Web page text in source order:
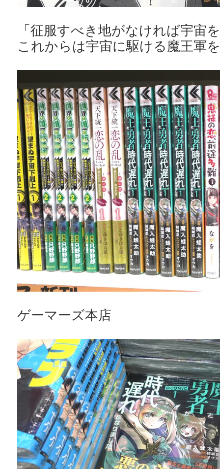
「征服すべき地がなければ宇宙
これからは宇宙に駆ける魔王軍
ゲーマーズ本店